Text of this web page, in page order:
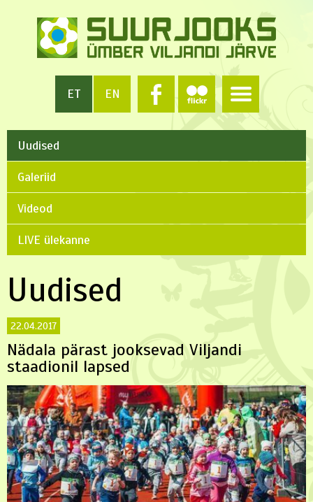
ET EN
Uudised
Galeriid
Videod
LIVE ülekanne
Uudised
22.04.2017
Nädala pärast jooksevad Viljandi
staadionil lapsed